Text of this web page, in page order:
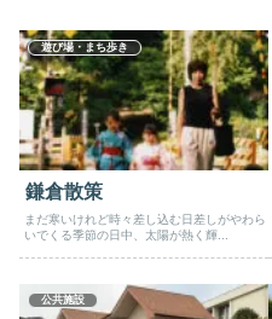
遊び場・まち歩き
鎌倉散策
まだ寒いけれど時々差し込む日差しがやわら
いでくる季節の日中、太陽が熱く輝...
公共施設